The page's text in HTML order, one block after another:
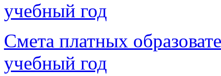
учебный год
Смета платных
учебный год